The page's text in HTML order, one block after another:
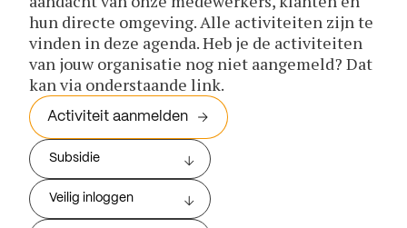
hun directe omgeving. Alle activiteiten zijn te
vinden in deze agenda. Heb je de activiteiten
van jouw organisatie nog niet aangemeld? Dat
kan via onderstaande link.
Activiteit aanmelden
Subsidie
Veilig inloggen